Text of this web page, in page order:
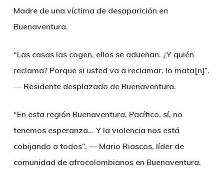
Madre de una víctima de desaparición en
Buenaventura.
“Las casas las cogen, ellos se adueñan. ¿Y quién
reclama? Porque si usted va a reclamar, lo mata[n]”.
— Residente desplazado de Buenaventura.
“En esta región Buenaventura, Pacífico, sí, no
tenemos esperanza… Y la violencia nos está
cobijando a todos”. — Mario Riascos, líder de
comunidad de afrocolombianos en Buenaventura.